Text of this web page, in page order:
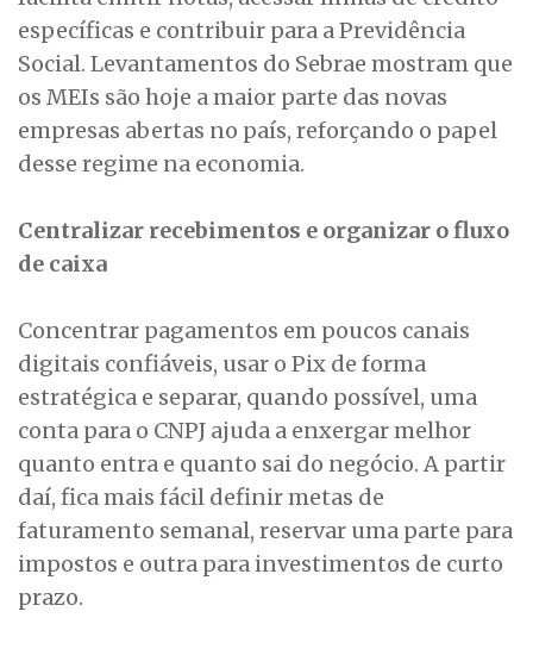
específicas e contribuir para a Previdência
Social. Levantamentos do Sebrae mostram que
os MEIs são hoje a maior parte das novas
empresas abertas no país, reforçando o papel
desse regime na economia.
Centralizar recebimentos e organizar o fluxo
de caixa
Concentrar pagamentos em poucos canais
digitais confiáveis, usar o Pix de forma
estratégica e separar, quando possível, uma
conta para o CNPJ ajuda a enxergar melhor
quanto entra e quanto sai do negócio. A partir
daí, fica mais fácil definir metas de
faturamento semanal, reservar uma parte para
impostos e outra para investimentos de curto
prazo.